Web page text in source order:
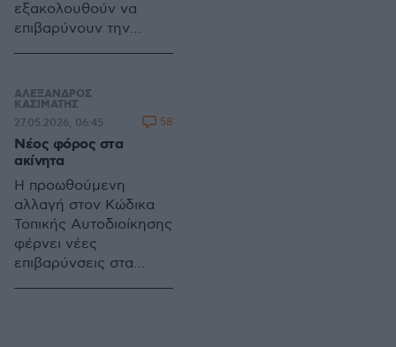
εξακολουθούν να
επιβαρύνουν την
servicers για
καθυστερήσεις, ελλιπή
στοιχεία δανειοληπτών
και ανεπαρκείς
επενδύσεις σε
προσωπικό και
ψηφιακές υποδομές
ΑΛΕΞΑΝΔΡΟΣ
ΚΑΣΙΜΑΤΗΣ
Νέος φόρος στα
ακίνητα
Η προωθούμενη
αλλαγή στον Κώδικα
Τοπικής Αυτοδιοίκησης
φέρνει νέες
επιβαρύνσεις στα
27.05.2026, 06:45 58